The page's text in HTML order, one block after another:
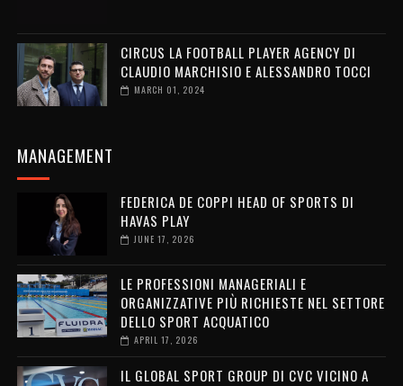
CIRCUS LA FOOTBALL PLAYER AGENCY DI
CLAUDIO MARCHISIO E ALESSANDRO TOCCI
MARCH 01, 2024
MANAGEMENT
FEDERICA DE COPPI HEAD OF SPORTS DI
HAVAS PLAY
JUNE 17, 2026
LE PROFESSIONI MANAGERIALI E
ORGANIZZATIVE PIÙ RICHIESTE NEL SETTORE
DELLO SPORT ACQUATICO
APRIL 17, 2026
IL GLOBAL SPORT GROUP DI CVC VICINO A